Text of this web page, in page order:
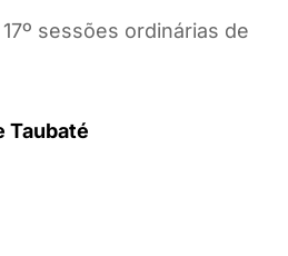
sessões ordinárias de
Taubaté